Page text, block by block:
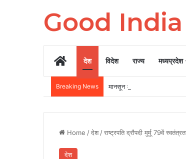
Good India
Homeदेश विदेश राज्य मध्यप्रदेश
Breaking News मानसून में भारत के इन 3 गांवों में
Home /देश /राष्ट्रपति द्रौपदी मुर्मू 79वें
देश